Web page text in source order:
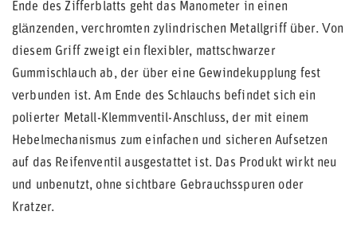
Ende des Zifferblatts geht das Manometer in einen
glänzenden, verchromten zylindrischen Metallgriff über. Von
diesem Griff zweigt ein flexibler, mattschwarzer
Gummischlauch ab, der über eine Gewindekupplung fest
verbunden ist. Am Ende des Schlauchs befindet sich ein
polierter Metall-Klemmventil-Anschluss, der mit einem
Hebelmechanismus zum einfachen und sicheren Aufsetzen
auf das Reifenventil ausgestattet ist. Das Produkt wirkt neu
und unbenutzt, ohne sichtbare Gebrauchsspuren oder
Kratzer.